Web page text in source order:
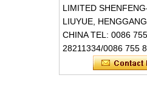
LIMITED
LIUYUE,
CHINA TEL: 0086 755
28211334/0086 755